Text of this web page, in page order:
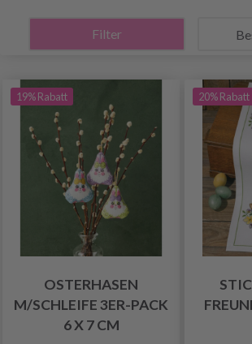
Filter
19% Rabatt
OSTERHASEN
M/SCHLEIFE 3ER-PACK
6 X 7 CM
20% Rabatt